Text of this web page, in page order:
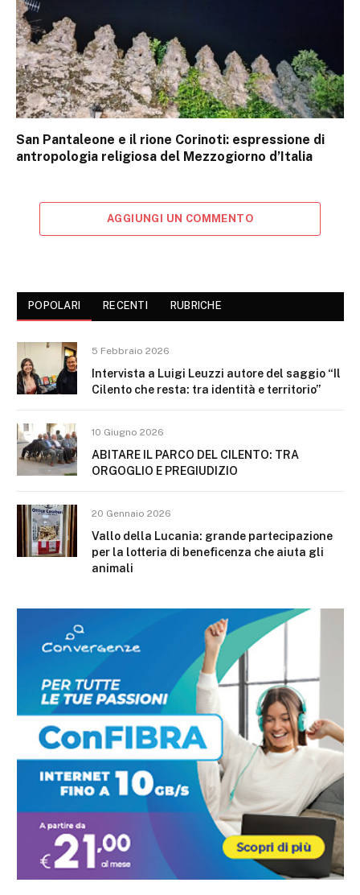
San Pantaleone e il rione Corinoti: espressione di
antropologia religiosa del Mezzogiorno d’Italia
AGGIUNGI UN COMMENTO
POPOLARI RECENTI RUBRICHE
5 Febbraio 2026
Intervista a Luigi Leuzzi autore del saggio “Il
Cilento che resta: tra identità e territorio”
10 Giugno 2026
ABITARE IL PARCO DEL CILENTO: TRA
ORGOGLIO E PREGIUDIZIO
20 Gennaio 2026
Vallo della Lucania: grande partecipazione
per la lotteria di beneficenza che aiuta gli
animali